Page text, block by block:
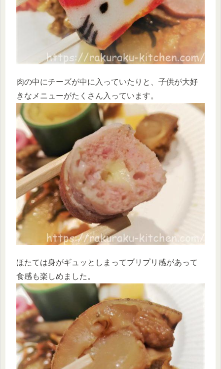
肉の中にチーズが中に入っていたりと、子供が大好
きなメニューがたくさん入っています。
ほたては身がギュッとしまってプリプリ感があって
食感も楽しめました。